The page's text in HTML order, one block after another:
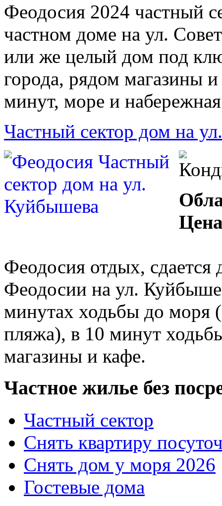
Феодосия 2024 частный
частном доме на ул.
или же целый дом под
города, рядом магазины
минут, море и
Частный сектор дом на
Феодосия отдых, сдается
Феодосии на ул.
минутах ходьбы до моря
пляжа), в 10 минут
магазины и кафе.
Частное жилье без
Частный сектор
Снять квартиру
Снять дом у моря 2026
Гостевые дома